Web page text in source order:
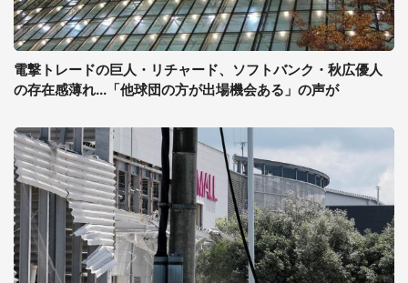
電撃トレードの巨人・リチャード、ソフトバンク・秋広優人
の存在感薄れ...「他球団の方が出場機会ある」の声が